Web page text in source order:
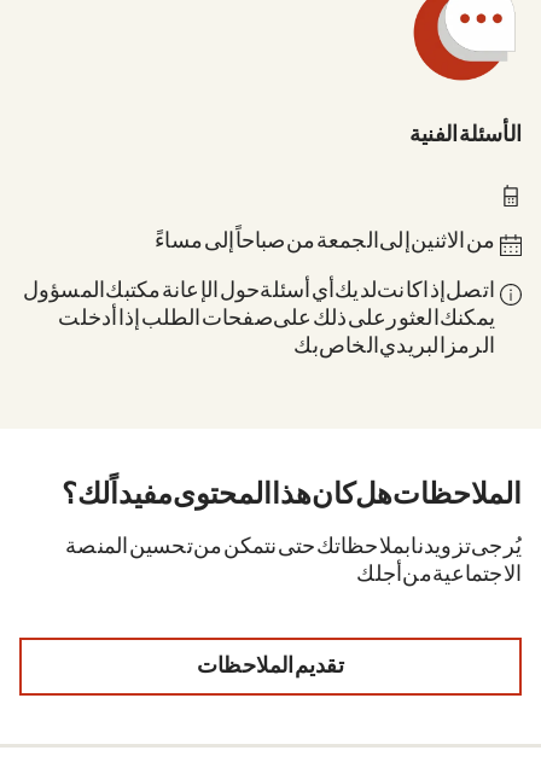
الأسئلة الفنية
من الاثنين إلى الجمعة من 8 صباحاً إلى 6 مساءً
اتصل إذا كانت لديك أي أسئلة حول الإعانة: مكتبك المسؤول.
يمكنك العثور على ذلك على صفحات الطلب إذا أدخلت
الرمز البريدي الخاص بك.
الملاحظات. هل كان هذا المحتوى مفيداً لك؟
يُرجى تزويدنا بملاحظاتك حتى نتمكن من تحسين المنصة
الاجتماعية من أجلك.
تقديم الملاحظات